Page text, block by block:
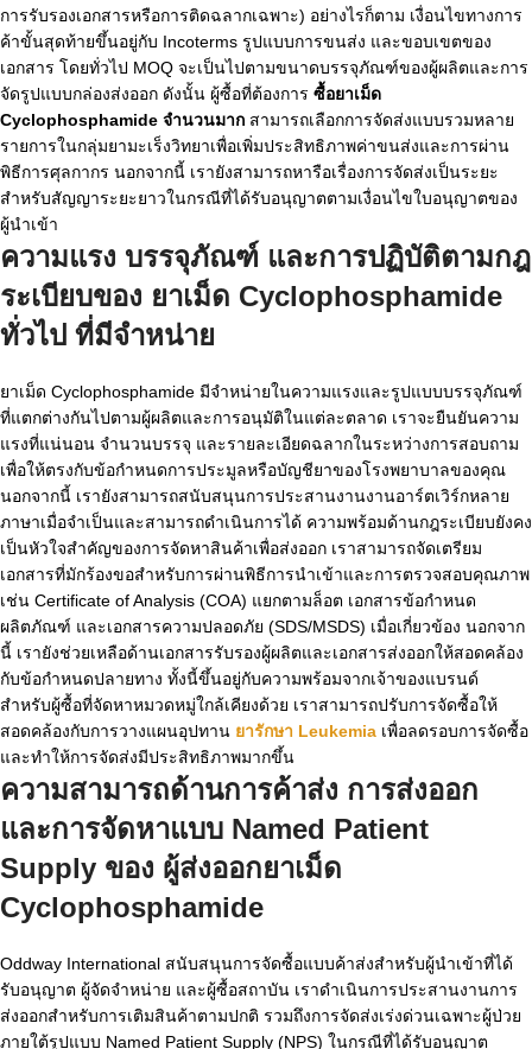
การรับรองเอกสารหรือการติดฉลากเฉพาะ) อย่างไรก็ตาม เงื่อนไขทางการ
ค้าขั้นสุดท้ายขึ้นอยู่กับ Incoterms รูปแบบการขนส่ง และขอบเขตของ
เอกสาร โดยทั่วไป MOQ จะเป็นไปตามขนาดบรรจุภัณฑ์ของผู้ผลิตและการ
จัดรูปแบบกล่องส่งออก ดังนั้น ผู้ซื้อที่ต้องการ ซื้อยาเม็ด
Cyclophosphamide จำนวนมาก สามารถเลือกการจัดส่งแบบรวมหลาย
รายการในกลุ่มยามะเร็งวิทยาเพื่อเพิ่มประสิทธิภาพค่าขนส่งและการผ่าน
พิธีการศุลกากร นอกจากนี้ เรายังสามารถหารือเรื่องการจัดส่งเป็นระยะ
สำหรับสัญญาระยะยาวในกรณีที่ได้รับอนุญาตตามเงื่อนไขใบอนุญาตของ
ผู้นำเข้า
ความแรง บรรจุภัณฑ์ และการปฏิบัติตามกฎ
ระเบียบของ ยาเม็ด Cyclophosphamide
ทั่วไป ที่มีจำหน่าย
ยาเม็ด Cyclophosphamide มีจำหน่ายในความแรงและรูปแบบบรรจุภัณฑ์
ที่แตกต่างกันไปตามผู้ผลิตและการอนุมัติในแต่ละตลาด เราจะยืนยันความ
แรงที่แน่นอน จำนวนบรรจุ และรายละเอียดฉลากในระหว่างการสอบถาม
เพื่อให้ตรงกับข้อกำหนดการประมูลหรือบัญชียาของโรงพยาบาลของคุณ
นอกจากนี้ เรายังสามารถสนับสนุนการประสานงานงานอาร์ตเวิร์กหลาย
ภาษาเมื่อจำเป็นและสามารถดำเนินการได้ ความพร้อมด้านกฎระเบียบยังคง
เป็นหัวใจสำคัญของการจัดหาสินค้าเพื่อส่งออก เราสามารถจัดเตรียม
เอกสารที่มักร้องขอสำหรับการผ่านพิธีการนำเข้าและการตรวจสอบคุณภาพ
เช่น Certificate of Analysis (COA) แยกตามล็อต เอกสารข้อกำหนด
ผลิตภัณฑ์ และเอกสารความปลอดภัย (SDS/MSDS) เมื่อเกี่ยวข้อง นอกจาก
นี้ เรายังช่วยเหลือด้านเอกสารรับรองผู้ผลิตและเอกสารส่งออกให้สอดคล้อง
กับข้อกำหนดปลายทาง ทั้งนี้ขึ้นอยู่กับความพร้อมจากเจ้าของแบรนด์
สำหรับผู้ซื้อที่จัดหาหมวดหมู่ใกล้เคียงด้วย เราสามารถปรับการจัดซื้อให้
สอดคล้องกับการวางแผนอุปทาน ยารักษา Leukemia เพื่อลดรอบการจัดซื้อ
และทำให้การจัดส่งมีประสิทธิภาพมากขึ้น
ความสามารถด้านการค้าส่ง การส่งออก
และการจัดหาแบบ Named Patient
Supply ของ ผู้ส่งออกยาเม็ด
Cyclophosphamide
Oddway International สนับสนุนการจัดซื้อแบบค้าส่งสำหรับผู้นำเข้าที่ได้
รับอนุญาต ผู้จัดจำหน่าย และผู้ซื้อสถาบัน เราดำเนินการประสานงานการ
ส่งออกสำหรับการเติมสินค้าตามปกติ รวมถึงการจัดส่งเร่งด่วนเฉพาะผู้ป่วย
ภายใต้รูปแบบ Named Patient Supply (NPS) ในกรณีที่ได้รับอนุญาต